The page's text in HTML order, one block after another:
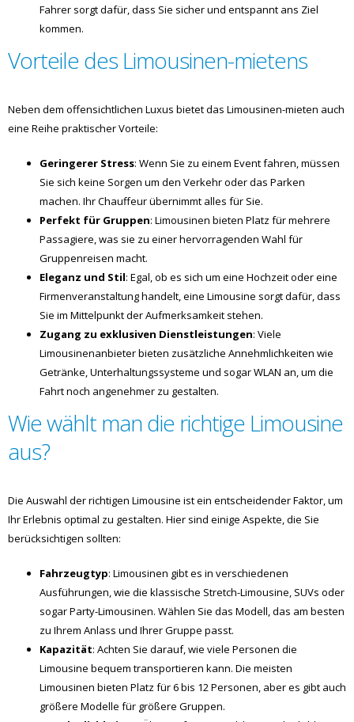
Fahrer sorgt dafür, dass Sie sicher und entspannt ans Ziel
kommen.
Vorteile des Limousinen-mietens
Neben dem offensichtlichen Luxus bietet das Limousinen-mieten auch
eine Reihe praktischer Vorteile:
Geringerer Stress: Wenn Sie zu einem Event fahren, müssen
Sie sich keine Sorgen um den Verkehr oder das Parken
machen. Ihr Chauffeur übernimmt alles für Sie.
Perfekt für Gruppen: Limousinen bieten Platz für mehrere
Passagiere, was sie zu einer hervorragenden Wahl für
Gruppenreisen macht.
Eleganz und Stil: Egal, ob es sich um eine Hochzeit oder eine
Firmenveranstaltung handelt, eine Limousine sorgt dafür, dass
Sie im Mittelpunkt der Aufmerksamkeit stehen.
Zugang zu exklusiven Dienstleistungen: Viele
Limousinenanbieter bieten zusätzliche Annehmlichkeiten wie
Getränke, Unterhaltungssysteme und sogar WLAN an, um die
Fahrt noch angenehmer zu gestalten.
Wie wählt man die richtige Limousine
aus?
Die Auswahl der richtigen Limousine ist ein entscheidender Faktor, um
Ihr Erlebnis optimal zu gestalten. Hier sind einige Aspekte, die Sie
berücksichtigen sollten:
Fahrzeugtyp: Limousinen gibt es in verschiedenen
Ausführungen, wie die klassische Stretch-Limousine, SUVs oder
sogar Party-Limousinen. Wählen Sie das Modell, das am besten
zu Ihrem Anlass und Ihrer Gruppe passt.
Kapazität: Achten Sie darauf, wie viele Personen die
Limousine bequem transportieren kann. Die meisten
Limousinen bieten Platz für 6 bis 12 Personen, aber es gibt auch
größere Modelle für größere Gruppen.